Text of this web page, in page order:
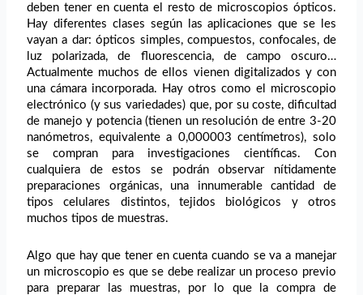
deben tener en cuenta el resto de microscopios ópticos.
Hay diferentes clases según las aplicaciones que se les
vayan a dar: ópticos simples, compuestos, confocales, de
luz polarizada, de fluorescencia, de campo oscuro…
Actualmente muchos de ellos vienen digitalizados y con
una cámara incorporada. Hay otros como el microscopio
electrónico (y sus variedades) que, por su coste, dificultad
de manejo y potencia (tienen un resolución de entre 3-20
nanómetros, equivalente a 0,000003 centímetros), solo
se compran para investigaciones científicas. Con
cualquiera de estos se podrán observar nítidamente
preparaciones orgánicas, una innumerable cantidad de
tipos celulares distintos, tejidos biológicos y otros
muchos tipos de muestras.
Algo que hay que tener en cuenta cuando se va a manejar
un microscopio es que se debe realizar un proceso previo
para preparar las muestras, por lo que lacompra de